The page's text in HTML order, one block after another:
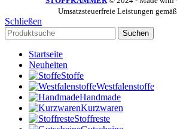
Umsatzsteuerfreie Leistungen
Schließen
Suchen
Startseite
Neuheiten
Stoffe
Westfalenstoffe
Handmade
Kurzwaren
Stoffreste